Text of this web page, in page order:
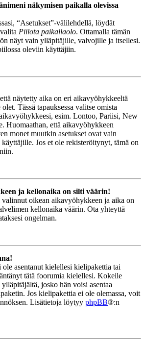
näkymisen paikalla olevissa
“Asetukset”-välilehdellä, löydät
Piilota paikallaolo. Ottamalla tämän
näyt vain ylläpitäjille, valvojille ja itsellesi.
oleviin käyttäjiin.
näytetty aika on eri aikavyöhykkeeltä
Tässä tapauksessa valitse omista
esim. Lontoo, Pariisi, New
Huomaathan, että aikavyöhykkeen
monet muutkin asetukset ovat vain
Jos et ole rekisteröitynyt, tämä on
ja kellonaika on silti väärin!
valinnut oikean aikavyöhykkeen ja aika on
kellonaika väärin. Ota yhteyttä
ongelman.
asentanut kielellesi kielipakettia tai
tätä foorumia kielellesi. Kokeile
josko hän voisi asentaa
Jos kielipakettia ei ole olemassa, voit
Lisätietoja löytyy phpBB®:n